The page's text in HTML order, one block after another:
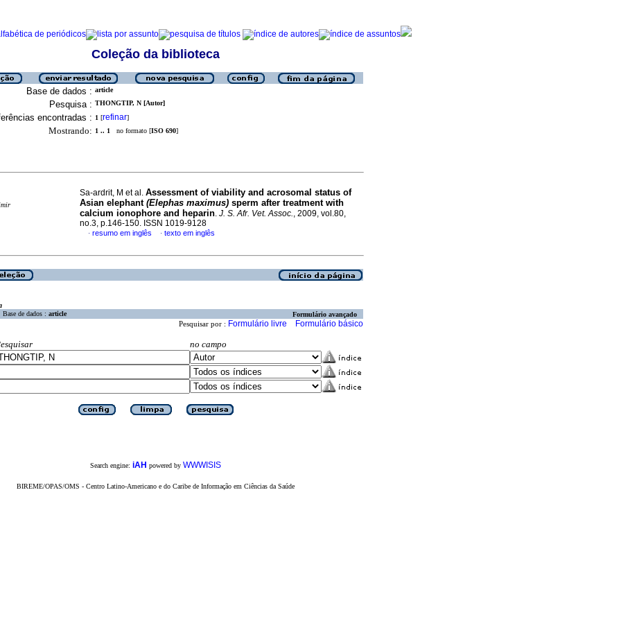
Coleção da biblioteca
Base de dados : article
Pesquisa : THONGTIP, N [Autor]
encontradas : 1 [refinar]
Mostrando: 1 .. 1 no formato [ISO 690]
Sa-ardrit, M et al. Assessment of viability and acrosomal status of
Asian elephant (Elephas maximus) sperm after treatment with
calcium ionophore and heparin. J. S. Afr. Vet. Assoc., 2009, vol.80,
no.3, p.146-150. ISSN 1019-9128
· resumo em inglês · texto em inglês
Base de dados : article Formulário avançado
Pesquisar por : Formulário livre Formulário básico
no campo
Search engine: iAH powered by WWWISIS
BIREME/OPAS/OMS - Centro Latino-Americano e do Caribe de Informação em Ciências da Saúde